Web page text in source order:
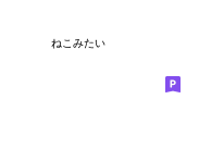
ねこみたい